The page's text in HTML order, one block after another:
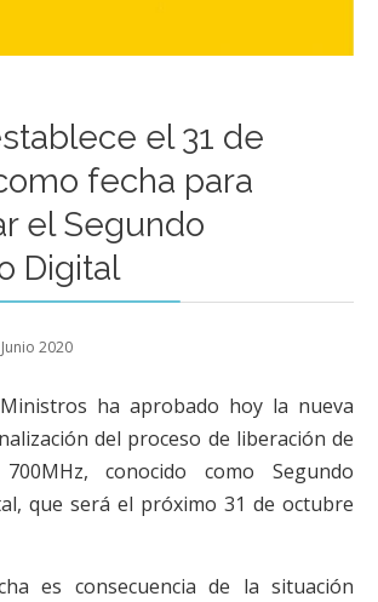
el 31 de
fecha para
el Segundo
Digital
2020
ha aprobado hoy la nueva
del proceso de liberación de
conocido como Segundo
que será el próximo 31 de octubre
es consecuencia de la situación